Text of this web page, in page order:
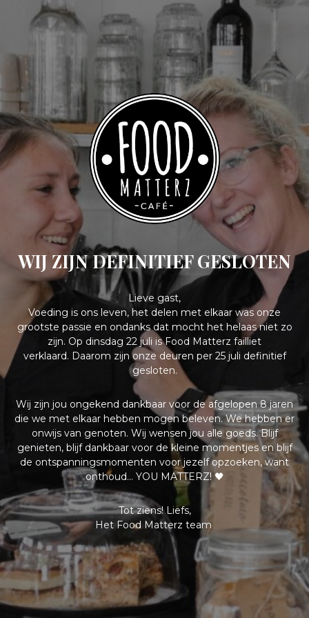
WIJ ZIJN DEFINITIEF GESLOTEN
Lieve gast,
Voeding is ons leven, het delen met elkaar was onze
grootste passie en ondanks dat mocht het helaas niet zo
zijn. Op dinsdag 22 juli is Food Matterz failliet
verklaard. Daarom zijn onze deuren per 25 juli definitief
gesloten.
Wij zijn jou ongekend dankbaar voor de afgelopen 8 jaren
die we met elkaar hebben mogen beleven. We hebben er
onwijs van genoten. Wij wensen jou alle goeds. Blijf
genieten, blijf dankbaar voor de kleine momentjes en blijf
de ontspanningsmomenten voor jezelf opzoeken, want
onthoud… YOU MATTERZ! 🖤
Tot ziens! Liefs,
Het Food Matterz team